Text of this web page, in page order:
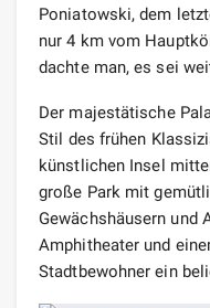
Poniatowski, dem
nur 4 km vom
dachte man, es sei
Der majestätische
Stil des frühen
künstlichen Insel
große Park mit
Gewächshäusern und
Amphitheater und
Stadtbewohner ein